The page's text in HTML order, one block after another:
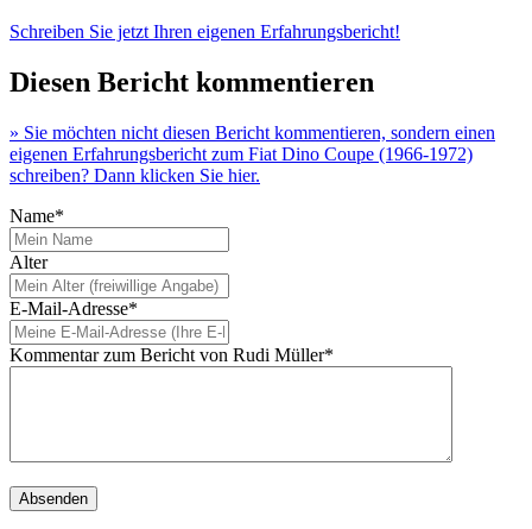
Schreiben Sie jetzt Ihren eigenen Erfahrungsbericht!
Diesen Bericht kommentieren
» Sie möchten nicht diesen Bericht kommentieren, sondern einen
eigenen Erfahrungsbericht zum Fiat Dino Coupe (1966-1972)
schreiben? Dann klicken Sie hier.
Name*
Alter
E-Mail-Adresse*
Kommentar zum Bericht von Rudi Müller*